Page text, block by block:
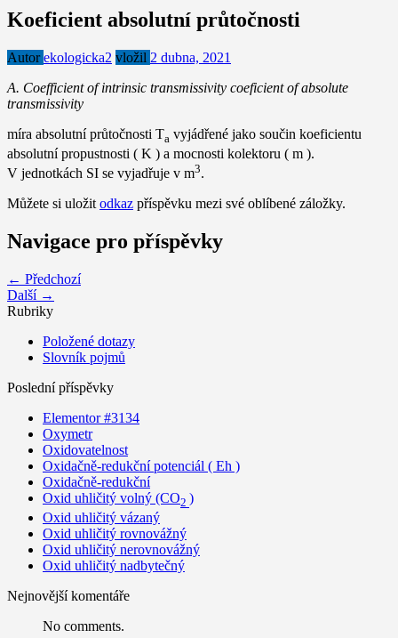
Koeficient absolutní průtočnosti
Autorekologicka2 vložil 2 dubna, 2021
A. Coefficient of intrinsic transmissivity coeficient of absolute
transmissivity
míra absolutní průtočnosti Ta vyjádřené jako součin koeficientu
absolutní propustnosti ( K ) a mocnosti kolektoru ( m ).
V jednotkách SI se vyjadřuje v m3.
Můžete si uložit odkaz příspěvku mezi své oblíbené záložky.
Navigace pro příspěvky
← Předchozí
Další →
Rubriky
Položené dotazy
Slovník pojmů
Poslední příspěvky
Elementor #3134
Oxymetr
Oxidovatelnost
Oxidačně-redukční potenciál ( Eh )
Oxidačně-redukční
Oxid uhličitý volný (CO2 )
Oxid uhličitý vázaný
Oxid uhličitý rovnovážný
Oxid uhličitý nerovnovážný
Oxid uhličitý nadbytečný
Nejnovější komentáře
No comments.